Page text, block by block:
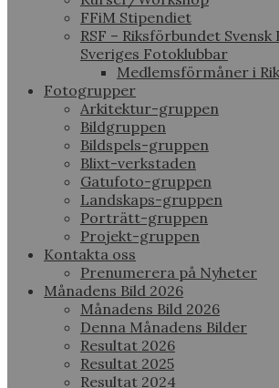
FFiM Stipendiet
RSF – Riksförbundet
Sveriges Fotoklubbar
Medlemsförmåner i
Fotogrupper
Arkitektur-gruppen
Bildgruppen
Bildspels-gruppen
Blixt-verkstaden
Gatufoto-gruppen
Landskaps-gruppen
Porträtt-gruppen
Projekt-gruppen
Kontakta oss
Prenumerera på Nyheter
Månadens Bild 2026
Månadens Bild 2026
Denna Månadens Bilder
Resultat 2026
Resultat 2025
Resultat 2024